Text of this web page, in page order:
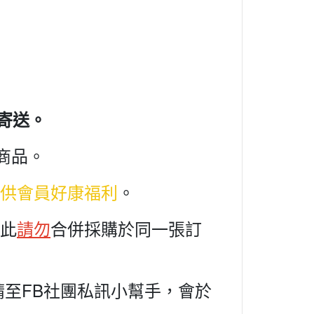
送。
品。
會員好康福利 。
請勿合併採購於同一張訂
FB社團私訊小幫手，會於